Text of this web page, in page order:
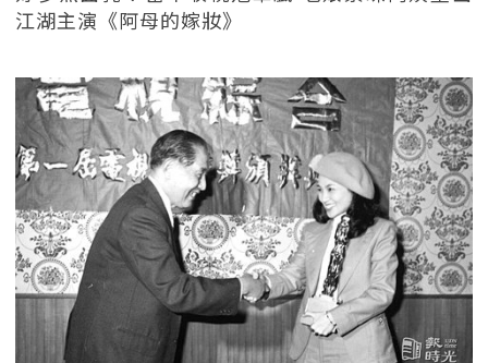
江湖主演《阿母的嫁妝》